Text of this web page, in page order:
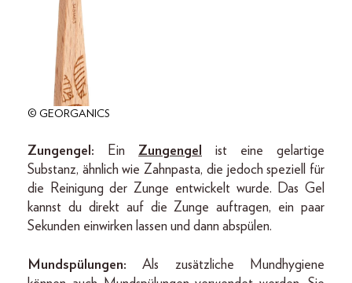
© GEORGANICS
Zungengel: Ein Zungengel
ist eine gelartige
Substanz, ähnlich wie Zahnpasta, die jedoch speziell für
die Reinigung der Zunge entwickelt wurde. Das Gel
kannst du direkt auf die Zunge auftragen, ein paar
Sekunden einwirken lassen und dann abspülen.
Mundspülungen: Als zusätzliche Mundhygiene